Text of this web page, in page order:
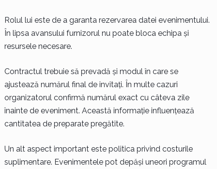
Rolul lui este de a garanta rezervarea datei evenimentului.
În lipsa avansului furnizorul nu poate bloca echipa și
resursele necesare.
Contractul trebuie să prevadă și modul în care se
ajustează numărul final de invitați. În multe cazuri
organizatorul confirmă numărul exact cu câteva zile
înainte de eveniment. Această informație influențează
cantitatea de preparate pregătite.
Un alt aspect important este politica privind costurile
suplimentare. Evenimentele pot depăși uneori programul